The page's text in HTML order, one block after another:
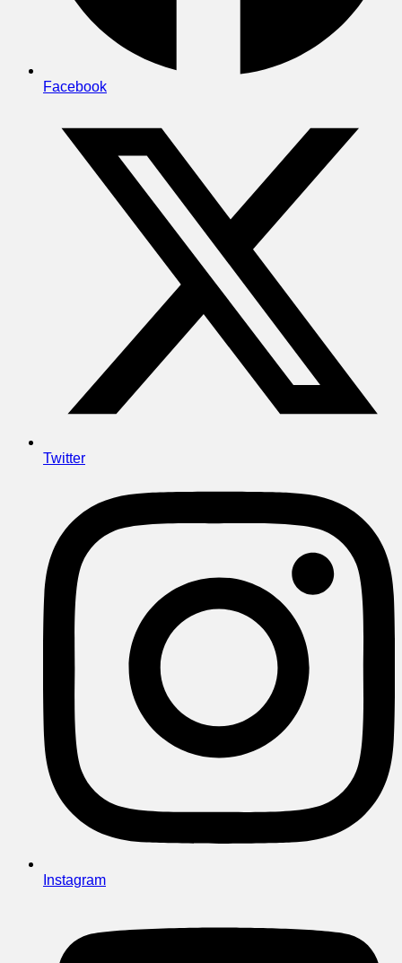
Facebook
Twitter
Instagram